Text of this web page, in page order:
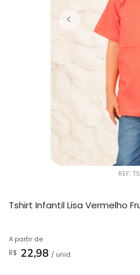
REF:
Tshirt Infantil Lisa Vermelho
A partir de
R$ 22,98 / unid.